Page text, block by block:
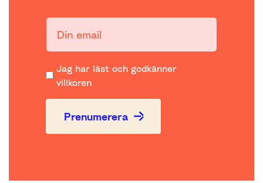
Din email:
Jag har läst och godkänner
villkoren
Prenumerera